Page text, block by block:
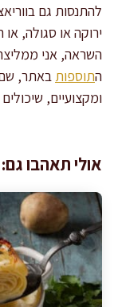
להתנסות גם
ירוקה או סגולה,
השראה, אני
התוספות באתר, שם
ומקצועיים,
אולי תאהבו גם: